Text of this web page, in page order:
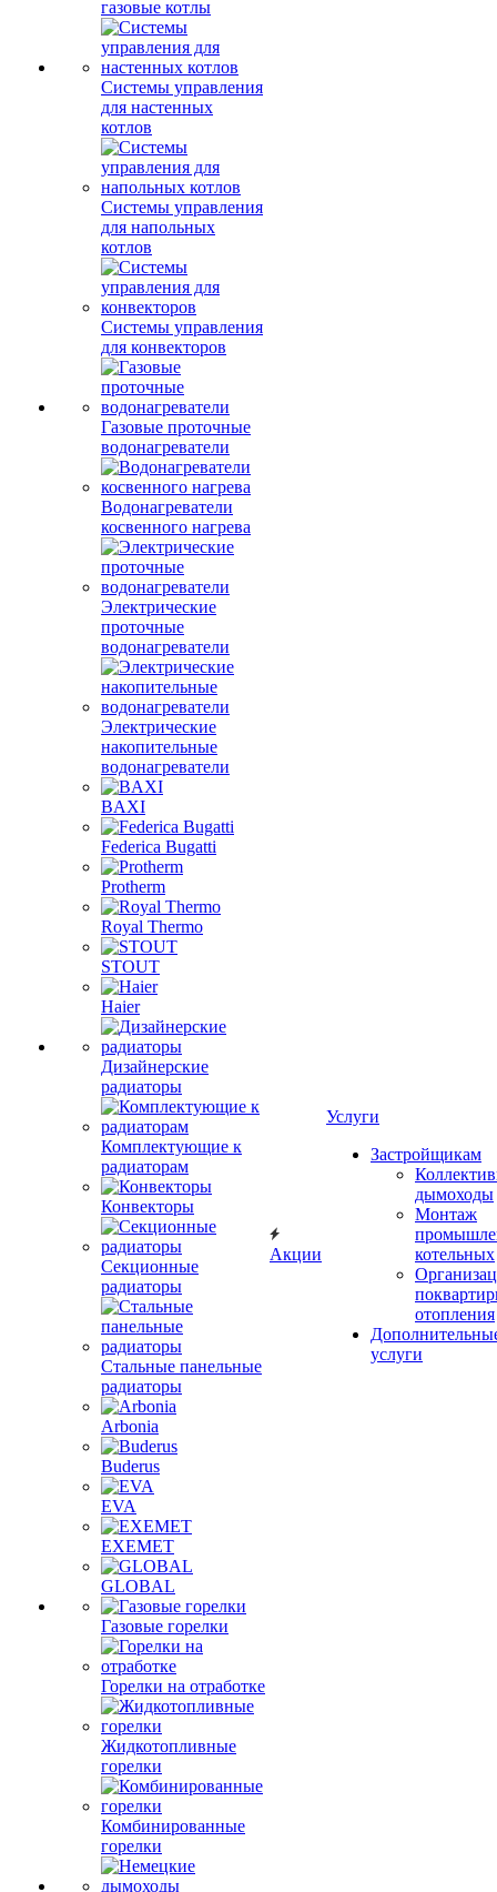
газовые котлы
Системы управления
для настенных
котлов
Системы управления
для напольных
котлов
Системы управления
для конвекторов
Газовые проточные
водонагреватели
Водонагреватели
косвенного нагрева
Электрические
проточные
водонагреватели
Электрические
накопительные
водонагреватели
BAXI
Federica Bugatti
Protherm
Royal Thermo
STOUT
Haier
Дизайнерские
радиаторы
Комплектующие к
радиаторам
Конвекторы
Секционные
радиаторы
Стальные панельные
радиаторы
Arbonia
Buderus
EVA
EXEMET
GLOBAL
Газовые горелки
Горелки на отработке
Жидкотопливные
горелки
Комбинированные
горелки
Акции
Услуги
Застройщикам
дымоходы
Монтаж
котельных
отопления
услуги